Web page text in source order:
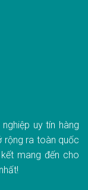
uy tín hàng
rộng ra toàn quốc
mang đến cho